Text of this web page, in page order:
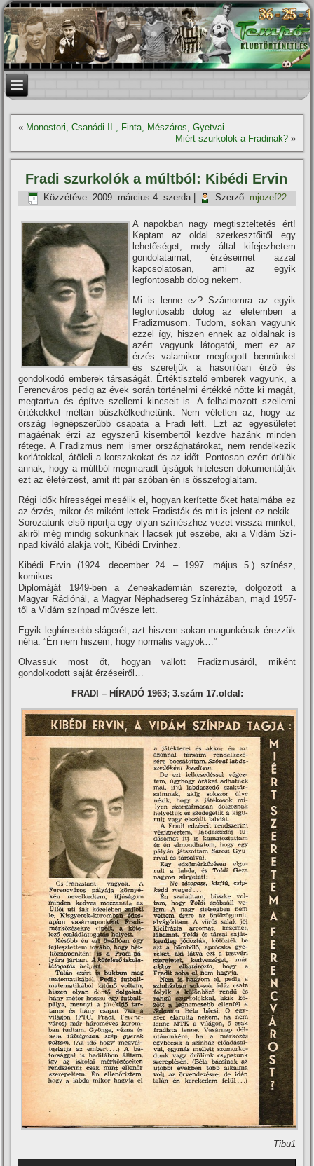
« Monostori, Csanádi II., Finta, Mészáros, Gyetvai
Miért szurkolok a Fradinak?»
Fradi szurkolók a múltból: Kibédi Ervin
Közzétéve: 2009. március 4. szerda| Szerző: mjozef22
A napokban nagy megtiszteltetés ért!
Kaptam az oldal szerkesztőitől egy
lehetőséget, mely által kifejezhetem
gondolataimat, érzéseimet azzal
kapcsolatosan, ami az egyik
legfontosabb dolog nekem.
Mi is lenne ez? Számomra az egyik
legfontosabb dolog az életemben a
Fradizmusom. Tudom, sokan vagyunk
ezzel í­gy, hiszen ennek az oldalnak is
azért vagyunk látogatói, mert ez az
érzés valamikor megfogott bennünket
és szeretjük a hasonlóan érző és
gondolkodó emberek társaságát. Értéktisztelő emberek vagyunk, a
Ferencváros pedig az évek során történelmi értékké nőtte ki magát,
megtartva és épí­tve szellemi kincseit is. A felhalmozott szellemi
értékekkel méltán büszkélkedhetünk. Nem véletlen az, hogy az
ország legnépszerűbb csapata a Fradi lett. Ezt az egyesületet
magáénak érzi az egyszerű kisembertől kezdve hazánk minden
rétege. A Fradizmus nem ismer országhatárokat, nem rendelkezik
korlátokkal, átöleli a korszakokat és az időt. Pontosan ezért örülök
annak, hogy a múltból megmaradt újságok hitelesen dokumentálják
ezt az életérzést, amit itt pár szóban én is összefoglaltam.
Régi idők hí­rességei mesélik el, hogyan kerí­tette őket hatalmába ez
az érzés, mikor és miként lettek Fradisták és mit is jelent ez nekik.
Sorozatunk első riportja egy olyan szí­nészhez vezet vissza minket,
akiről még mindig sokunknak Hacsek jut eszébe, aki a Vidám Szí­
npad kiváló alakja volt, Kibédi Ervinhez.
Kibédi Ervin (1924. december 24. – 1997. május 5.) szí­nész,
komikus.
Diplomáját 1949-ben a Zeneakadémián szerezte, dolgozott a
Magyar Rádiónál, a Magyar Néphadsereg Szí­nházában, majd 1957-
től a Vidám szí­npad művésze lett.
Egyik leghí­resebb slágerét, azt hiszem sokan magunkénak érezzük
néha: ”Én nem hiszem, hogy normális vagyok…”
Olvassuk most őt, hogyan vallott Fradizmusáról, miként
gondolkodott saját érzéseiről…
FRADI – HÍRADÓ 1963; 3.szám 17.oldal:
Tibu1